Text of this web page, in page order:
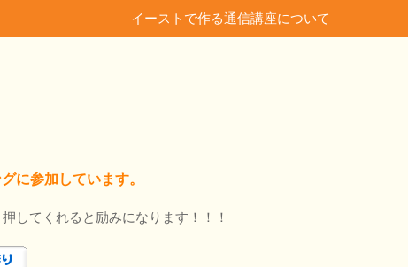
イーストで作る通信講座について
に参加しています。
してくれると励みになります！！！